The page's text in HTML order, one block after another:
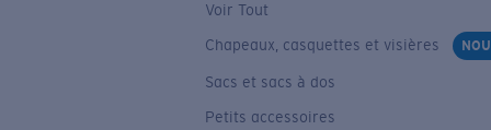
Voir Tout
Chapeaux, casquettes et visières
Sacs et sacs à dos
Petits accessoires